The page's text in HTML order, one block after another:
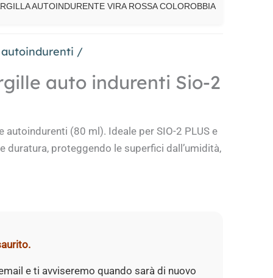
AUTOINDURENTE VIRA ROSSA COLOROBBIA
/
auto indurenti Sio-2
autoindurenti (80 ml). Ideale per SIO-2 PLUS e
duratura, proteggendo le superfici dall’umidità,
e ti avviseremo quando sarà di nuovo